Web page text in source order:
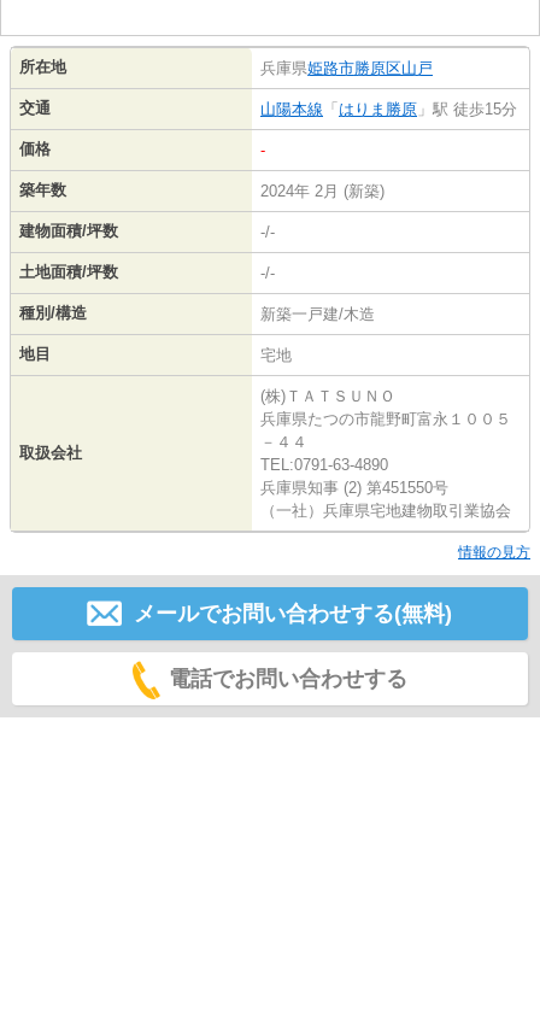
所在地 兵庫県姫路市勝原区山戸
交通 山陽本線 「 はりま勝原 」駅 徒歩15分
価格 -
築年数 2024年 2月 (新築)
建物面積/坪数 -/-
土地面積/坪数 -/-
種別/構造 新築一戸建/木造
地目 宅地
取扱会社
(株)ＴＡＴＳＵＮＯ
兵庫県たつの市龍野町富永１００５
－４４
TEL:0791-63-4890
兵庫県知事 (2) 第451550号
（一社）兵庫県宅地建物取引業協会
情報の見方
メールでお問い合わせする(無料)
電話でお問い合わせする